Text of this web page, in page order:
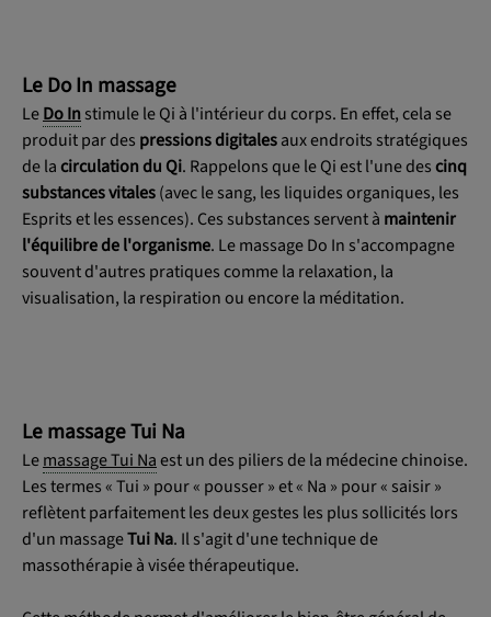
Le Do In massage
LeDo Instimule le Qi à l'intérieur du corps. En effet, cela se
produit par des pressions digitalesaux endroits stratégiques
de lacirculation du Qi. Rappelons que le Qi est l'une descinq
substances vitales(avec le sang, les liquides organiques, les
Esprits et les essences). Ces substances servent à maintenir
l'équilibre de l'organisme. Le massage Do In s'accompagne
souvent d'autres pratiques comme la relaxation, la
visualisation, la respiration ou encore la méditation.
Le massage Tui Na
Lemassage Tui Naest un des piliers de la médecine chinoise.
Les termes « Tui » pour « pousser » et « Na » pour « saisir »
reflètent parfaitement les deux gestes les plus sollicités lors
d'un massageTui Na. Il s'agit d'une technique de
massothérapie à visée thérapeutique.